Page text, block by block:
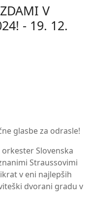
V
- 19. 12.
glasbe za odrasle!
Slovenska
Straussovimi
v eni najlepših
dvorani gradu v